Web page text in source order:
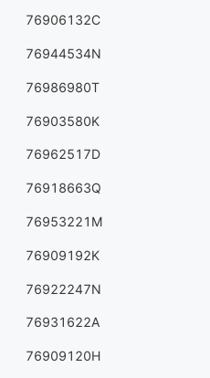
76906132C
76944534N
76986980T
76903580K
76962517D
76918663Q
76953221M
76909192K
76922247N
76931622A
76909120H